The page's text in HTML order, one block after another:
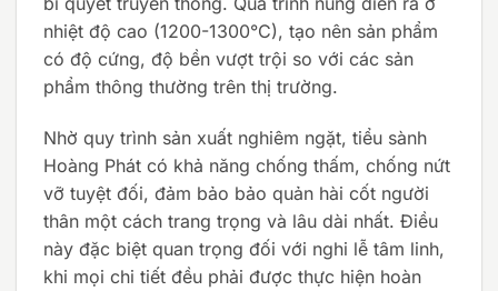
nhiệt độ cao (1200-1300°C), tạo nên sản phẩm
có độ cứng, độ bền vượt trội so với các sản
phẩm thông thường trên thị trường.
Nhờ quy trình sản xuất nghiêm ngặt, tiểu sành
Hoàng Phát có khả năng chống thấm, chống nứt
vỡ tuyệt đối, đảm bảo bảo quản hài cốt người
thân một cách trang trọng và lâu dài nhất. Điều
này đặc biệt quan trọng đối với nghi lễ tâm linh,
khi mọi chi tiết đều phải được thực hiện hoàn